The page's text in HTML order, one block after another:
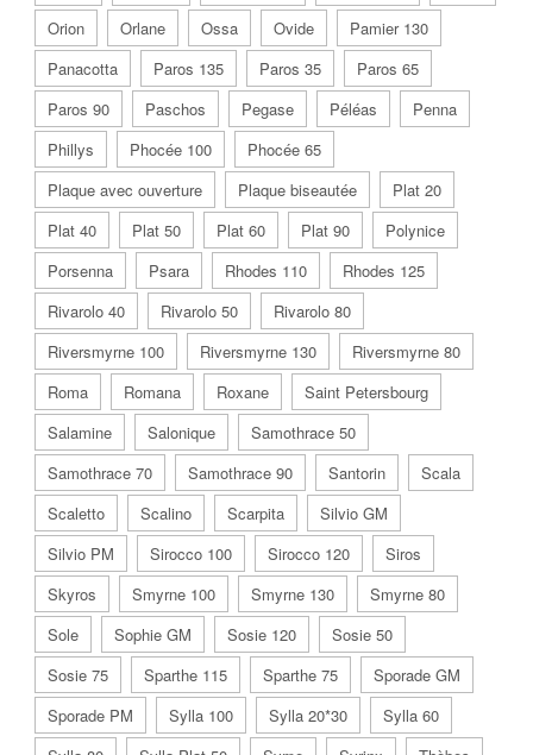
Orion
Orlane Ossa Ovide
Pamier 130
Panacotta
Paros 135 Paros 35
Paros 65
Paros 90
Paschos Pegase Péléas
Penna
Phillys
Phocée 100
Phocée 65
Plaque avec ouverture
Plaque biseautée
Plat 20
Plat 40
Plat 50 Plat 60 Plat 90
Polynice
Porsenna
Psara Rhodes 110
Rhodes 125
Rivarolo 40
Rivarolo 50
Rivarolo 80
Riversmyrne 100
Riversmyrne 130
Riversmyrne 80
Roma
Romana Roxane
Saint Petersbourg
Salamine
Salonique
Samothrace 50
Samothrace 70
Samothrace 90 Santorin
Scala
Scaletto
Scalino Scarpita
Silvio GM
Silvio PM
Sirocco 100 Sirocco 120
Siros
Skyros
Smyrne 100 Smyrne 130
Smyrne 80
Sole
Sophie GM Sosie 120
Sosie 50
Sosie 75
Sparthe 115 Sparthe 75
Sporade GM
Sporade PM
Sylla 100 Sylla 20*30
Sylla 60